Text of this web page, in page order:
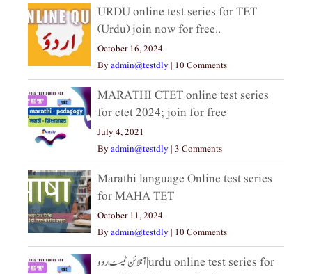
URDU online test series for TET
(Urdu) join now for free..
October 16, 2024
Byadmin@testdly | 10 Comments
MARATHI CTET online test series
for ctet 2024; join for free
July 4, 2021
Byadmin@testdly | 3 Comments
Marathi language Online test series
for MAHA TET
October 11, 2024
Byadmin@testdly | 10 Comments
آنلائن ٹیسٹ اردو|urdu online test series for